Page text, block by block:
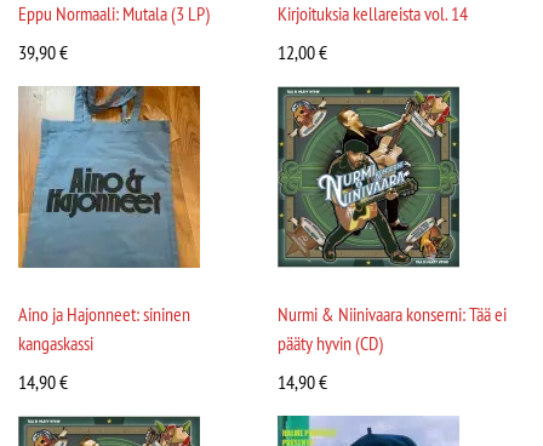
Eppu Normaali: Mutala (3 LP)
39,90€
Kirjoituksia kellareista vol. 14
12,00€
Aino ja Hajonneet: sininen
kangaskassi
14,90€
Nurmi & Niinivaara konserni: Tää ei
pääty hyvin (CD)
14,90€